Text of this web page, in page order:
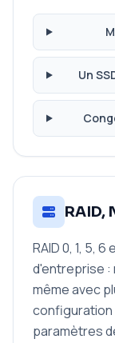
Un
RAID,
RAID 0, 1, 5,
d'entreprise
même avec
configuration
paramètres